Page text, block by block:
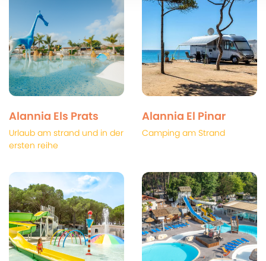
Alannia Els Prats
Urlaub am strand und in der
ersten reihe
Alannia El Pinar
Camping am Strand